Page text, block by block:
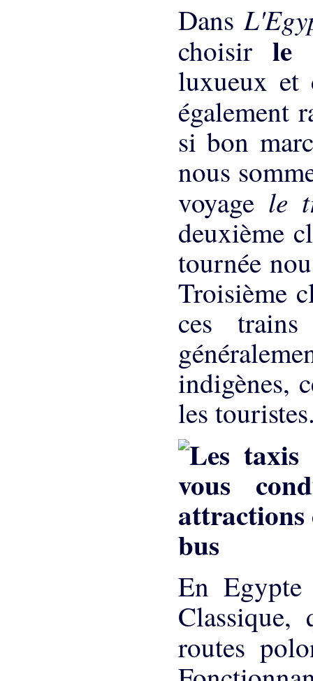
Dans
choisirle
luxueux et
également
si bon
nous
voyage le
deuxième
tournée
Troisième
ces
indigènes,
les
bus
En
Classique,
routes